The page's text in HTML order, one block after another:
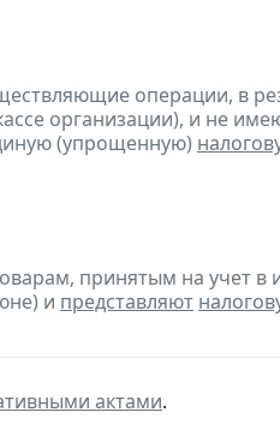
операции, в
организации), и не
(упрощенную)
принятым на учет в
и представляют
актами.